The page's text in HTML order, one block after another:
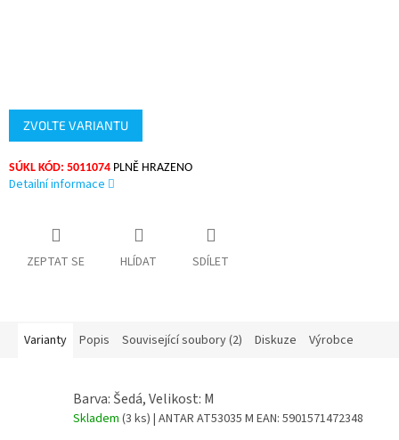
ZVOLTE VARIANTU
SÚKL KÓD: 5011074 PLNĚ HRAZENO
Detailní informace
ZEPTAT SE HLÍDAT SDÍLET
Varianty Popis Související soubory (2) Diskuze Výrobce
Barva: Šedá, Velikost: M
Skladem (3 ks) | ANTAR AT53035 M EAN: 5901571472348